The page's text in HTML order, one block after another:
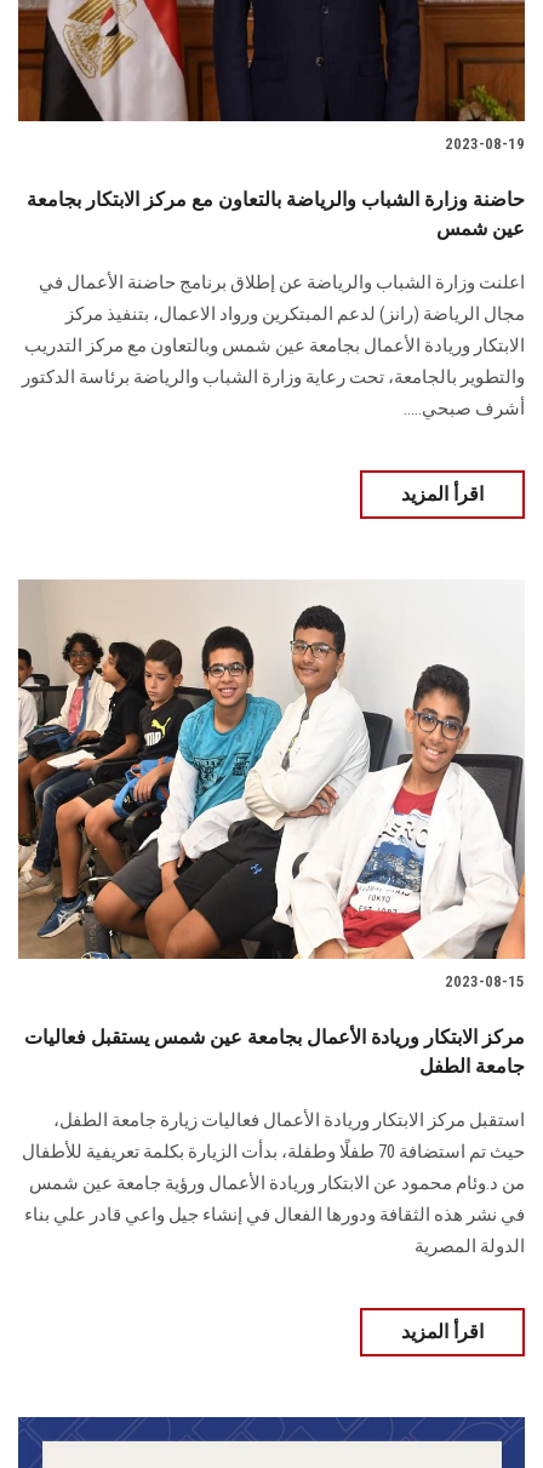
2023-08-19
حاضنة وزارة الشباب والرياضة بالتعاون مع مركز الابتكار بجامعة
عين شمس
اعلنت وزارة الشباب والرياضة عن إطلاق برنامج حاضنة الأعمال في
مجال الرياضة (رانز) لدعم المبتكرين ورواد الاعمال، بتنفيذ مركز
الابتكار وريادة الأعمال بجامعة عين شمس وبالتعاون مع مركز التدريب
والتطوير بالجامعة، تحت رعاية وزارة الشباب والرياضة برئاسة الدكتور
أشرف صبحي.....
اقرأ المزيد
2023-08-15
مركز الابتكار وريادة الأعمال بجامعة عين شمس يستقبل فعاليات
جامعة الطفل
استقبل مركز الابتكار وريادة الأعمال فعاليات زيارة جامعة الطفل،
حيث تم استضافة 70 طفلًا وطفلة، بدأت الزيارة بكلمة تعريفية للأطفال
من د.وئام محمود عن الابتكار وريادة الأعمال ورؤية جامعة عين شمس
في نشر هذه الثقافة ودورها الفعال في إنشاء جيل واعي قادر علي بناء
الدولة المصرية
اقرأ المزيد